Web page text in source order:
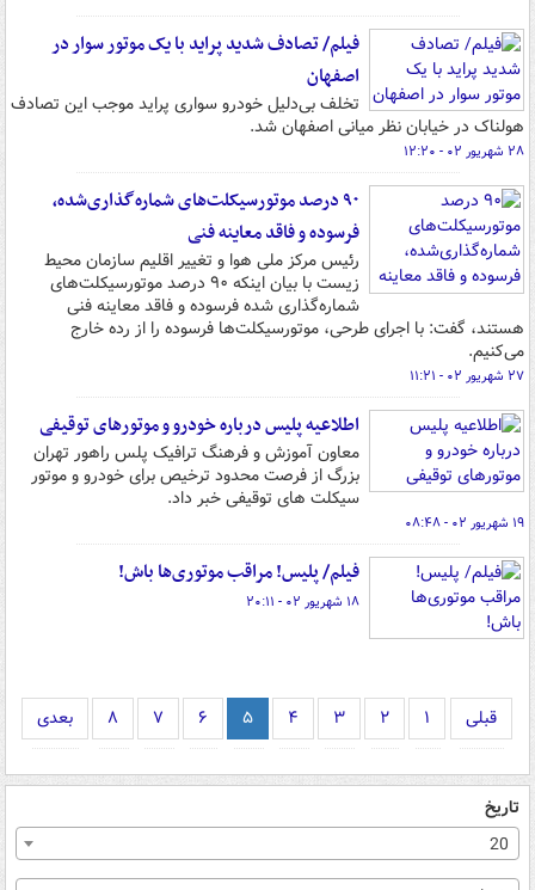
فیلم/ تصادف شدید پراید با یک موتور سوار در
اصفهان
تخلف بی‌دلیل خودرو سواری پراید موجب این تصادف
هولناک در خیابان نظر میانی اصفهان شد.
۲۸ شهریور ۰۲ - ۱۲:۲۰
۹۰ درصد موتورسیکلت‌های شماره‌گذاری‌شده،
فرسوده و فاقد معاینه فنی
رئیس مرکز ملی هوا و تغییر اقلیم سازمان محیط
زیست با بیان اینکه ۹۰ درصد موتورسیکلت‌های
شماره‌گذاری شده فرسوده و فاقد معاینه فنی
هستند، گفت: با اجرای طرحی، موتورسیکلت‌ها فرسوده را از رده خارج
می‌کنیم.
۲۷ شهریور ۰۲ - ۱۱:۲۱
اطلاعیه پلیس درباره خودرو و موتورهای توقیفی
معاون آموزش و فرهنگ ترافیک پلس راهور تهران
بزرگ از فرصت محدود ترخیص برای خودرو و موتور
سیکلت های توقیفی خبر داد.
۱۹ شهریور ۰۲ - ۰۸:۴۸
فیلم/ پلیس! مراقب موتوری‌ها باش!
۱۸ شهریور ۰۲ - ۲۰:۱۱
قبلی ۱ ۲ ۳ ۴ ۵ ۶ ۷ ۸ بعدی
تاریخ
20